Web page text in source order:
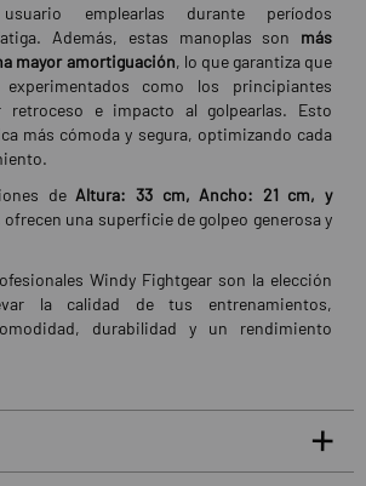
emplearlas durante períodos
Además, estas manoplas son más
mayor amortiguación, lo que garantiza que
como los principiantes
retroceso e impacto al golpearlas. Esto
más cómoda y segura, optimizando cada
deAltura: 33 cm, Ancho: 21 cm, y
ofrecen una superficie de golpeo generosa y
Windy Fightgear son la elección
la calidad de tus entrenamientos,
durabilidad y un rendimiento
5